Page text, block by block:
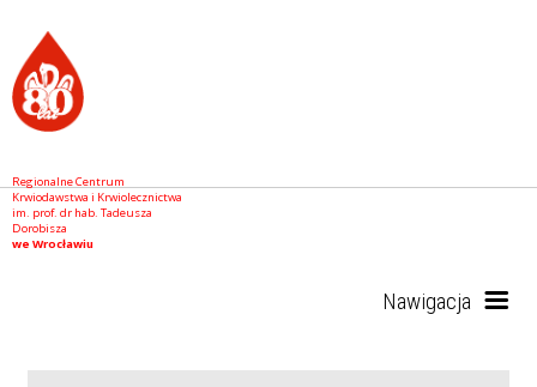
Regionalne Centrum
Krwiodawstwa i Krwiolecznictwa
im. prof. dr hab. Tadeusza
Dorobisza
we Wrocławiu
Nawigacja